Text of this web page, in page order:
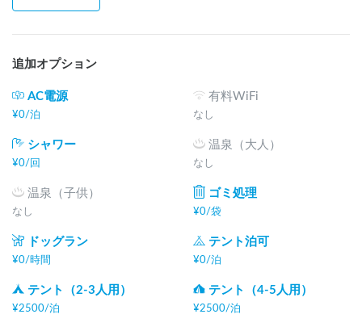
追加オプション
AC電源
¥0/泊
有料WiFi
なし
シャワー
¥0/回
温泉（大人）
なし
温泉（子供）
なし
ゴミ処理
¥0/袋
ドッグラン
¥0/時間
テント泊可
¥0/泊
テント（2-3人用）
¥2500/泊
テント（4-5人用）
¥2500/泊